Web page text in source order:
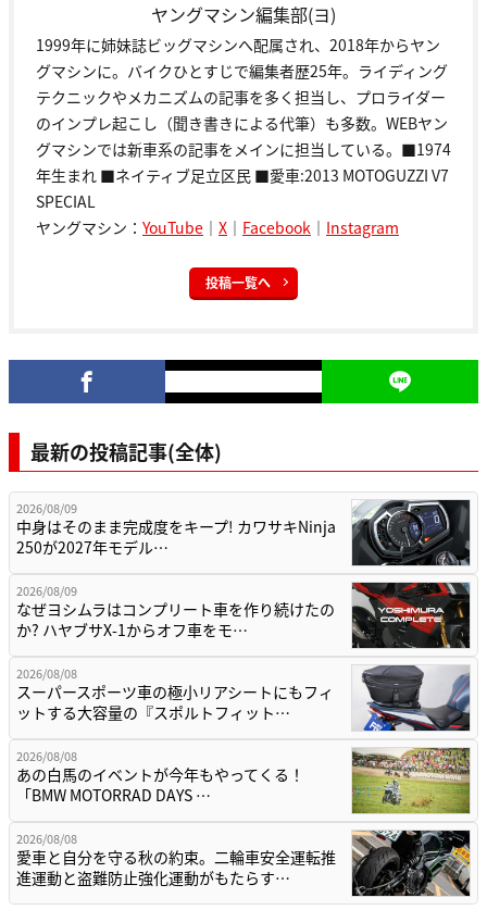
ヤングマシン編集部(ヨ)
1999年に姉妹誌ビッグマシンへ配属され、2018年からヤン
グマシンに。バイクひとすじで編集者歴25年。ライディング
テクニックやメカニズムの記事を多く担当し、プロライダー
のインプレ起こし（聞き書きによる代筆）も多数。WEBヤン
グマシンでは新車系の記事をメインに担当している。■1974
年生まれ ■ネイティブ足立区民 ■愛車:2013 MOTOGUZZI V7
SPECIAL
ヤングマシン： YouTube ｜ X ｜ Facebook ｜ Instagram
投稿一覧へ
最新の投稿記事(全体)
2026/08/09
中身はそのまま完成度をキープ! カワサキNinja
250が2027年モデル…
2026/08/09
なぜヨシムラはコンプリート車を作り続けたの
か? ハヤブサX-1からオフ車をモ…
2026/08/08
スーパースポーツ車の極小リアシートにもフィ
ットする大容量の『スポルトフィット…
2026/08/08
あの白馬のイベントが今年もやってくる！
「BMW MOTORRAD DAYS …
2026/08/08
愛車と自分を守る秋の約束。二輪車安全運転推
進運動と盗難防止強化運動がもたらす…